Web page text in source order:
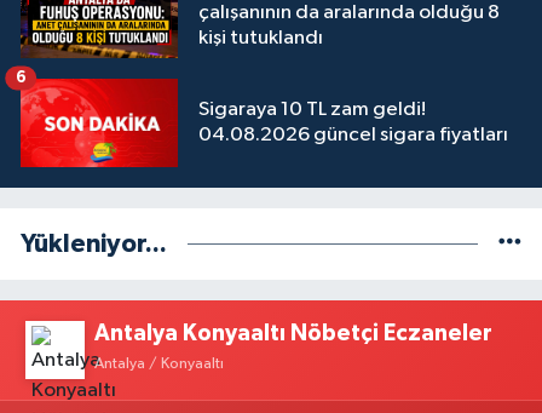
çalışanının da aralarında olduğu 8
kişi tutuklandı
Sigaraya 10 TL zam geldi!
04.08.2026 güncel sigara fiyatları
6
Yükleniyor...
Antalya Konyaaltı Nöbetçi Eczaneler
Antalya / Konyaaltı